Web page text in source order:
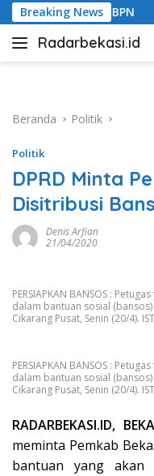
Langsung
ke
konten
Breaking News
Tiga Kelurahan di
Radarbekasi.id
Berita
Beranda
Politik
Politik
DPRD Minta
Disitribusi
Denis Arfian
21/04/2020
PERSIAPKAN BANSOS :
dalam bantuan sosial
Cikarang Pusat, Senin (20/4).
PERSIAPKAN BANSOS :
dalam bantuan sosial
Cikarang Pusat, Senin (20/4).
RADARBEKASI.ID,
meminta Pemkab
bantuan yang akan